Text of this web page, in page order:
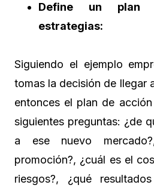
Define un plan
estrategias:
Siguiendo el ejemplo
tomas la decisión de llegar
entonces el plan de
siguientes preguntas: ¿de
a ese nuevo
promoción?, ¿cuál es el
riesgos?, ¿qué